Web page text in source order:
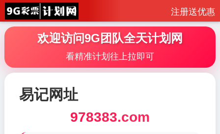
注册送优惠
欢迎访问9G团队全天计划网
看精准计划往上拉即可
易记网址
978383.com